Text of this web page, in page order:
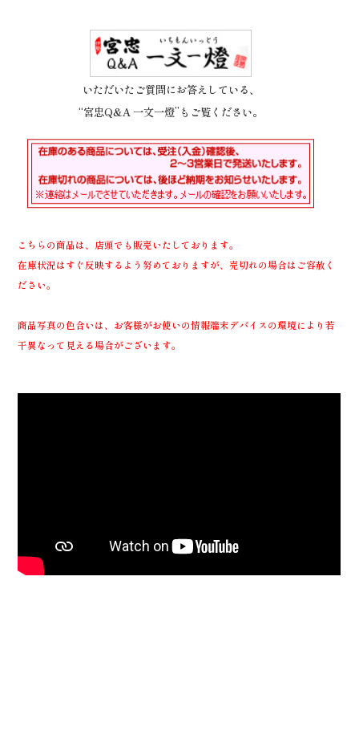
いただいたご質問にお答えしている、
“宮忠Q&A 一文一燈”もご覧ください。
こちらの商品は、店頭でも販売いたしております。
在庫状況はすぐ反映するよう努めておりますが、売切れの場合はご容赦く
ださい。
商品写真の色合いは、お客様がお使いの情報端末デバイスの環境により若
干異なって見える場合がございます。